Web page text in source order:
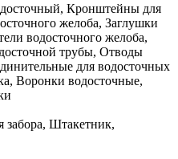
Кронштейны для
желоба, Заглушки
водосточного желоба,
трубы, Отводы
для водосточных
Воронки водосточные,
забора, Штакетник,